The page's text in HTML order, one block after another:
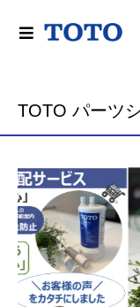
TOTO パーツ